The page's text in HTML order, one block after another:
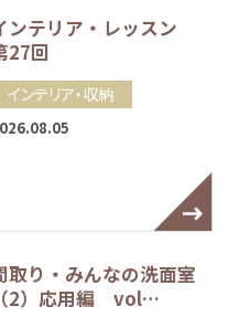
ンテリア・レッスン
27回
インテリア・収納
取り・みんなの洗面室
（2）応用編 vol…